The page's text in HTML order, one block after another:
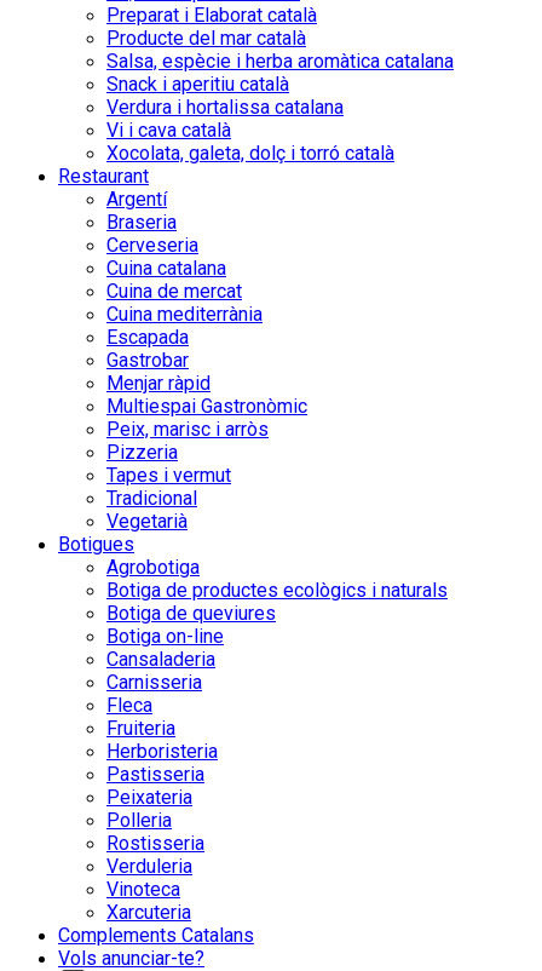
Preparat i Elaborat català
Producte del mar català
Salsa, espècie i herba aromàtica catalana
Snack i aperitiu català
Verdura i hortalissa catalana
Vi i cava català
Xocolata, galeta, dolç i torró català
Restaurant
Argentí
Braseria
Cerveseria
Cuina catalana
Cuina de mercat
Cuina mediterrània
Escapada
Gastrobar
Menjar ràpid
Multiespai Gastronòmic
Peix, marisc i arròs
Pizzeria
Tapes i vermut
Tradicional
Vegetarià
Botigues
Agrobotiga
Botiga de productes ecològics i naturals
Botiga de queviures
Botiga on-line
Cansaladeria
Carnisseria
Fleca
Fruiteria
Herboristeria
Pastisseria
Peixateria
Polleria
Rostisseria
Verduleria
Vinoteca
Xarcuteria
Complements Catalans
Vols anunciar-te?